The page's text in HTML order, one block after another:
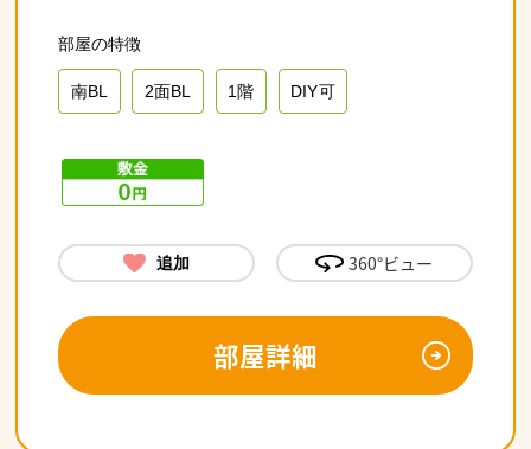
南BL 2面BL 1階 DIY可
追加 360°ビュー
部屋詳細